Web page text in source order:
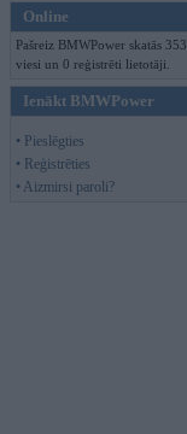
Online
Pašreiz BMWPower skatās 353
viesi un 0 reģistrēti lietotāji.
Ienākt BMWPower
• Pieslēgties
• Reģistrēties
• Aizmirsi paroli?